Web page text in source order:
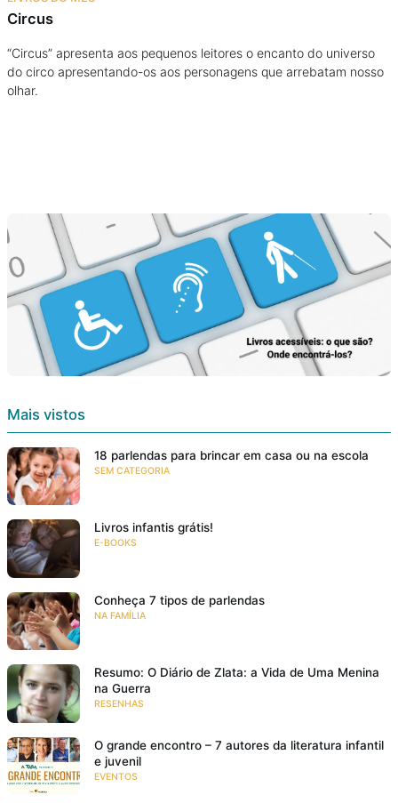
Circus
“Circus” apresenta aos pequenos leitores o encanto do universo
do circo apresentando-os aos personagens que arrebatam nosso
olhar.
Mais vistos
18 parlendas para brincar em casa ou na escola
SEM CATEGORIA
Livros infantis grátis!
E-BOOKS
Conheça 7 tipos de parlendas
NA FAMÍLIA
Resumo: O Diário de Zlata: a Vida de Uma Menina
na Guerra
RESENHAS
O grande encontro – 7 autores da literatura infantil
e juvenil
EVENTOS